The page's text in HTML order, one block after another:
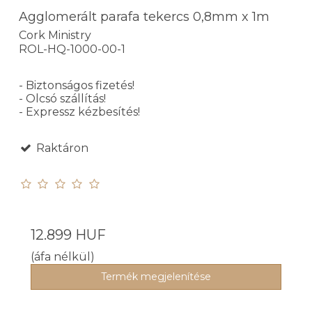
Agglomerált parafa tekercs 0,8mm x 1m
Cork Ministry
ROL-HQ-1000-00-1
- Biztonságos fizetés!
- Olcsó szállítás!
- Expressz kézbesítés!
Raktáron
12.899 HUF
(áfa nélkül)
Termék megjelenítése